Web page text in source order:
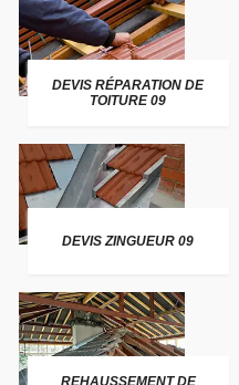
DEVIS RÉPARATION DE
TOITURE 09
DEVIS ZINGUEUR 09
REHAUSSEMENT DE